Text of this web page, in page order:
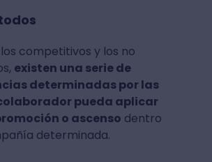
competitivos y los no
existen una serie de
determinadas por las
pueda aplicar
o ascenso dentro
determinada.